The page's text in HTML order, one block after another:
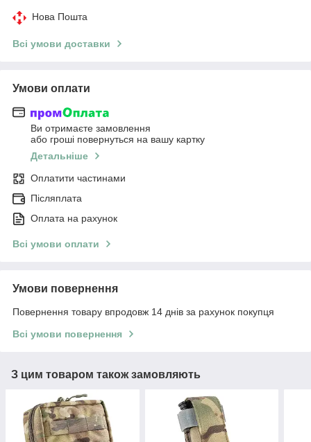
Нова Пошта
Всі умови доставки
Умови оплати
Ви отримаєте замовлення
або гроші повернуться на вашу картку
Детальніше
Оплатити частинами
Післяплата
Оплата на рахунок
Всі умови оплати
Умови повернення
Повернення товару впродовж 14 днів за рахунок покупця
Всі умови повернення
З цим товаром також замовляють